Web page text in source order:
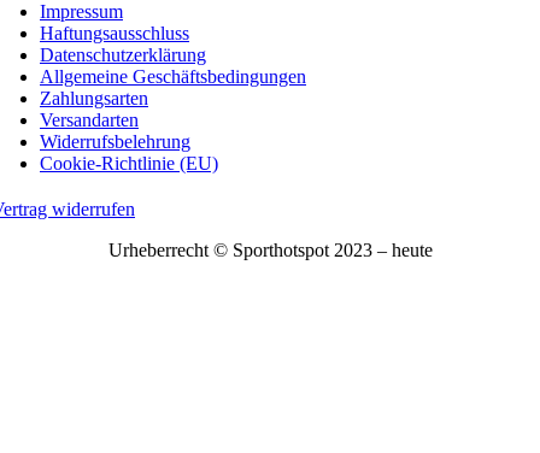
Impressum
Haftungsausschluss
Datenschutzerklärung
Allgemeine Geschäftsbedingungen
Zahlungsarten
Versandarten
Widerrufsbelehrung
Cookie-Richtlinie (EU)
widerrufen
Urheberrecht © Sporthotspot 2023 – heute